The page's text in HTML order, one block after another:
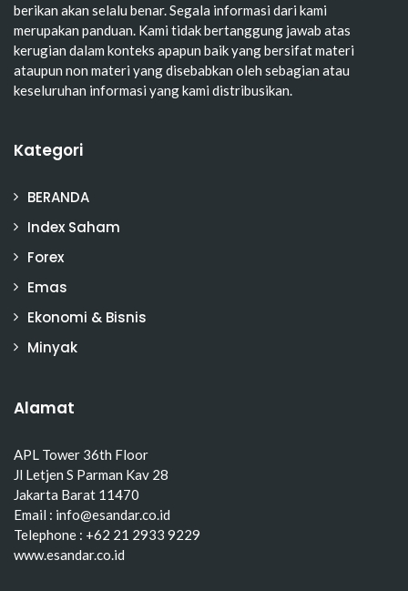
berikan akan selalu benar. Segala informasi dari kami
merupakan panduan. Kami tidak bertanggung jawab atas
kerugian dalam konteks apapun baik yang bersifat materi
ataupun non materi yang disebabkan oleh sebagian atau
keseluruhan informasi yang kami distribusikan.
Kategori
BERANDA
Index Saham
Forex
Emas
Ekonomi & Bisnis
Minyak
Alamat
APL Tower 36th Floor
Jl Letjen S Parman Kav 28
Jakarta Barat 11470
Email : info@esandar.co.id
Telephone : +62 21 2933 9229
www.esandar.co.id